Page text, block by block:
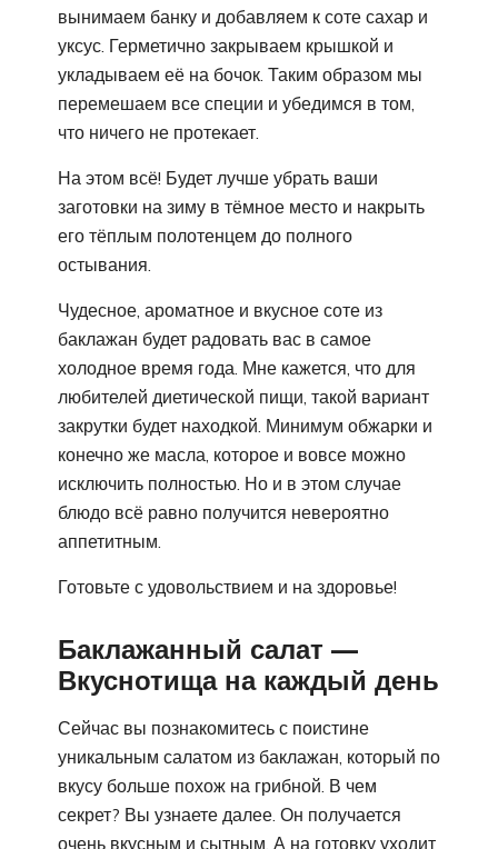
вынимаем банку и добавляем к соте сахар и
уксус. Герметично закрываем крышкой и
укладываем её на бочок. Таким образом мы
перемешаем все специи и убедимся в том,
что ничего не протекает.
На этом всё! Будет лучше убрать ваши
заготовки на зиму в тёмное место и накрыть
его тёплым полотенцем до полного
остывания.
Чудесное, ароматное и вкусное соте из
баклажан будет радовать вас в самое
холодное время года. Мне кажется, что для
любителей диетической пищи, такой вариант
закрутки будет находкой. Минимум обжарки и
конечно же масла, которое и вовсе можно
исключить полностью. Но и в этом случае
блюдо всё равно получится невероятно
аппетитным.
Готовьте с удовольствием и на здоровье!
Баклажанный салат —
Вкуснотища на каждый день
Сейчас вы познакомитесь с поистине
уникальным салатом из баклажан, который по
вкусу больше похож на грибной. В чем
секрет? Вы узнаете далее. Он получается
очень вкусным и сытным. А на готовку уходит